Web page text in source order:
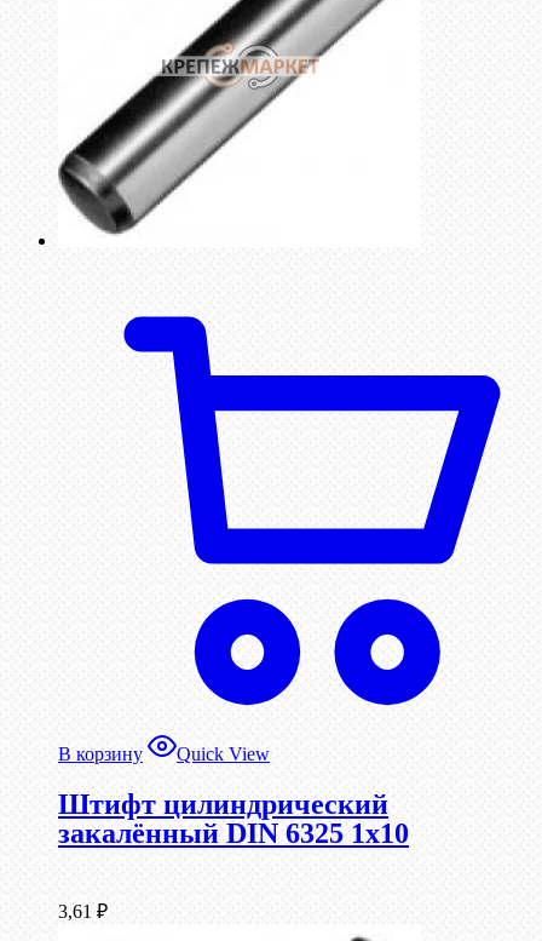
В корзину Quick View
Штифт цилиндрический
закалённый DIN 6325 1х10
3,61 ₽